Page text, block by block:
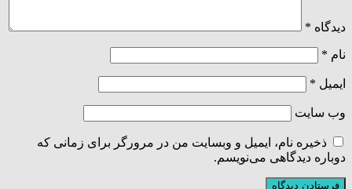
دیدگاه *
نام *
ایمیل *
وب‌ سایت
ذخیره نام، ایمیل و وبسایت من در مرورگر برای زمانی که
دوباره دیدگاهی می‌نویسم.